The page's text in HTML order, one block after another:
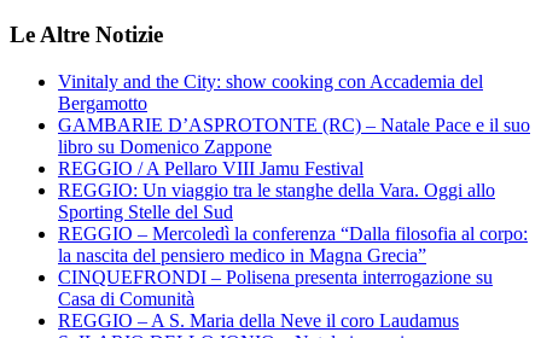
Le Altre Notizie
Vinitaly and the City: show cooking con Accademia del
Bergamotto
GAMBARIE D’ASPROTONTE (RC) – Natale Pace e il suo
libro su Domenico Zappone
REGGIO / A Pellaro VIII Jamu Festival
REGGIO: Un viaggio tra le stanghe della Vara. Oggi allo
Sporting Stelle del Sud
REGGIO – Mercoledì la conferenza “Dalla filosofia al corpo:
la nascita del pensiero medico in Magna Grecia”
CINQUEFRONDI – Polisena presenta interrogazione su
Casa di Comunità
REGGIO – A S. Maria della Neve il coro Laudamus